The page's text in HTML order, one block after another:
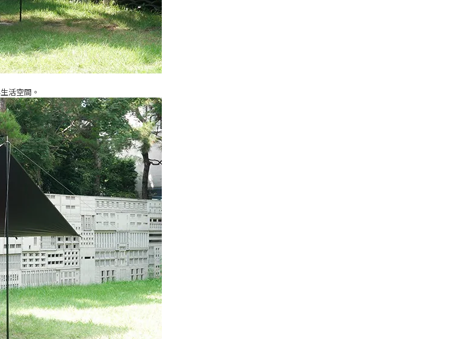
活空間。